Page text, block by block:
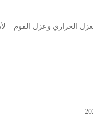
الحراري وعزل الفوم –